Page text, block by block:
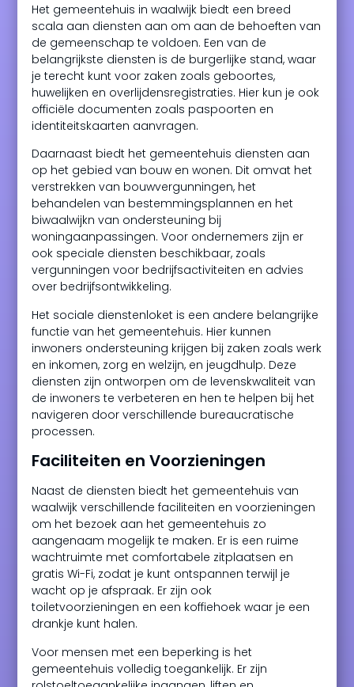
Het gemeentehuis in waalwijk biedt een breed
scala aan diensten aan om aan de behoeften van
de gemeenschap te voldoen. Een van de
belangrijkste diensten is de burgerlijke stand, waar
je terecht kunt voor zaken zoals geboortes,
huwelijken en overlijdensregistraties. Hier kun je ook
officiële documenten zoals paspoorten en
identiteitskaarten aanvragen.
Daarnaast biedt het gemeentehuis diensten aan
op het gebied van bouw en wonen. Dit omvat het
verstrekken van bouwvergunningen, het
behandelen van bestemmingsplannen en het
biwaalwijkn van ondersteuning bij
woningaanpassingen. Voor ondernemers zijn er
ook speciale diensten beschikbaar, zoals
vergunningen voor bedrijfsactiviteiten en advies
over bedrijfsontwikkeling.
Het sociale dienstenloket is een andere belangrijke
functie van het gemeentehuis. Hier kunnen
inwoners ondersteuning krijgen bij zaken zoals werk
en inkomen, zorg en welzijn, en jeugdhulp. Deze
diensten zijn ontworpen om de levenskwaliteit van
de inwoners te verbeteren en hen te helpen bij het
navigeren door verschillende bureaucratische
processen.
Faciliteiten en Voorzieningen
Naast de diensten biedt het gemeentehuis van
waalwijk verschillende faciliteiten en voorzieningen
om het bezoek aan het gemeentehuis zo
aangenaam mogelijk te maken. Er is een ruime
wachtruimte met comfortabele zitplaatsen en
gratis Wi-Fi, zodat je kunt ontspannen terwijl je
wacht op je afspraak. Er zijn ook
toiletvoorzieningen en een koffiehoek waar je een
drankje kunt halen.
Voor mensen met een beperking is het
gemeentehuis volledig toegankelijk. Er zijn